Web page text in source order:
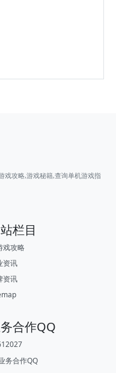
戏攻略,游戏秘籍,查询单机游戏指
栏目
戏攻略
资讯
资讯
合作QQ